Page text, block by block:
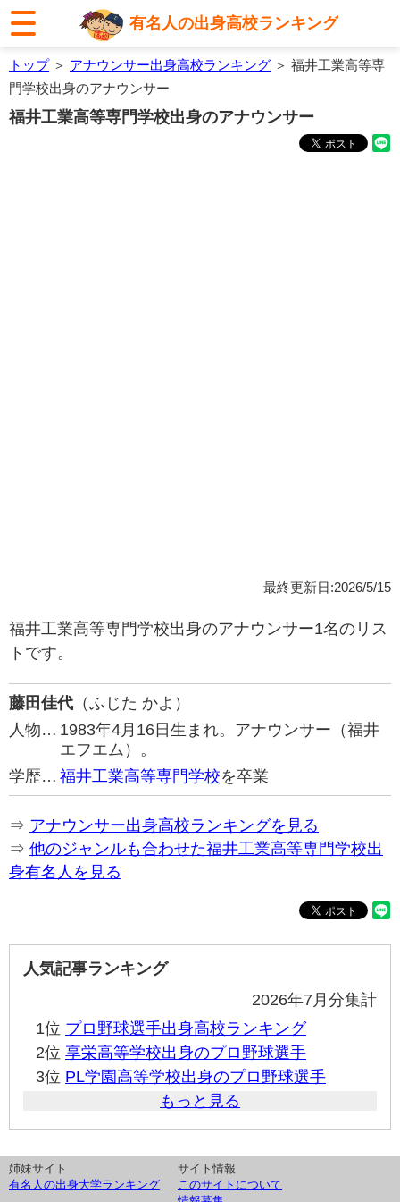
有名人の出身高校ランキング
トップ＞ アナウンサー出身高校ランキング ＞ 福井工業高等専
門学校出身のアナウンサー
福井工業高等専門学校出身のアナウンサー
最終更新日:2026/5/15
福井工業高等専門学校出身のアナウンサー1名のリス
トです。
藤田佳代 （ふじた かよ）
人物… 1983年4月16日生まれ。アナウンサー（福井
エフエム）。
学歴… 福井工業高等専門学校を卒業
⇒ アナウンサー出身高校ランキングを見る
⇒ 他のジャンルも合わせた福井工業高等専門学校出
身有名人を見る
人気記事ランキング
2026年7月分集計
1位 プロ野球選手出身高校ランキング
2位 享栄高等学校出身のプロ野球選手
3位 PL学園高等学校出身のプロ野球選手
もっと見る
姉妹サイト
有名人の出身大学ランキング
サイト情報
このサイトについて